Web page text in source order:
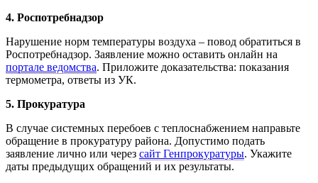
4. Роспотребнадзор
Нарушение норм температуры воздуха – повод обратиться в
Роспотребнадзор. Заявление можно оставить онлайн на
портале ведомства. Приложите доказательства: показания
термометра, ответы из УК.
5. Прокуратура
В случае системных перебоев с теплоснабжением направьте
обращение в прокуратуру района. Допустимо подать
заявление лично или через сайт Генпрокуратуры. Укажите
даты предыдущих обращений и их результаты.